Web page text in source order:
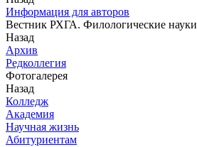
Информация для авторов
Вестник РХГА. Филологические науки
Назад
Архив
Редколлегия
Фотогалерея
Назад
Колледж
Академия
Научная жизнь
Абитуриентам